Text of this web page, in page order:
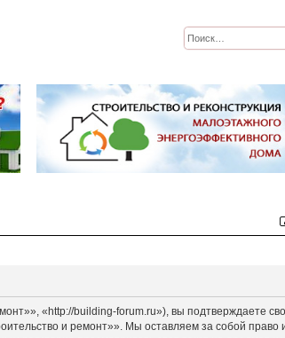
«http://building-forum.ru»), вы подтверждаете
и ремонт»». Мы оставляем за собой право